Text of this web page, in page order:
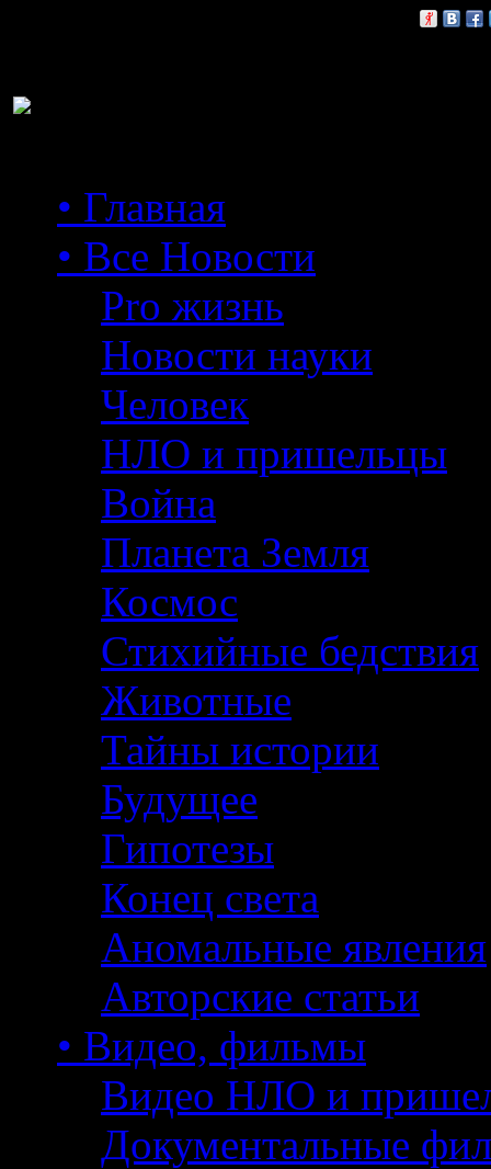
• Главная
• Все Новости
Pro жизнь
Новости науки
Человек
НЛО и пришельцы
Война
Планета Земля
Космос
Стихийные бедствия
Животные
Тайны истории
Будущее
Гипотезы
Конец света
Аномальные явления
Авторские статьи
• Видео, фильмы
Видео НЛО и
Документальные